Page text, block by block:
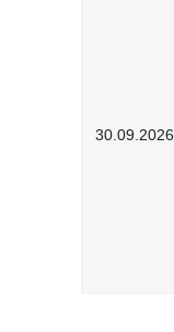
30.09.2026